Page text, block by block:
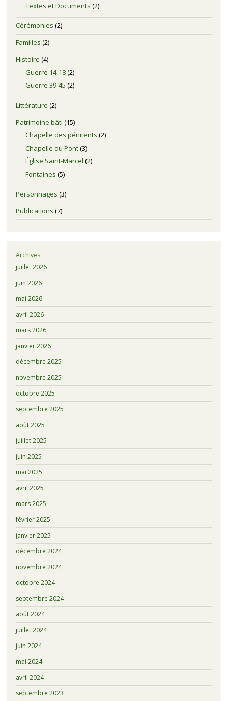
Textes et Documents (2)
Cérémonies (2)
Familles (2)
Histoire (4)
Guerre 14-18(2)
Guerre 39-45 (2)
Littérature (2)
Patrimoine bâti (15)
Chapelle des pénitents (2)
Chapelle du Pont(3)
Église Saint-Marcel (2)
Fontaines (5)
Personnages (3)
Publications (7)
Archives
juillet 2026
juin 2026
mai 2026
avril 2026
mars 2026
janvier 2026
décembre 2025
novembre 2025
octobre 2025
septembre 2025
août 2025
juillet 2025
juin 2025
mai 2025
avril 2025
mars 2025
février 2025
janvier 2025
décembre 2024
novembre 2024
octobre 2024
septembre 2024
août 2024
juillet 2024
juin 2024
mai 2024
avril 2024
septembre 2023